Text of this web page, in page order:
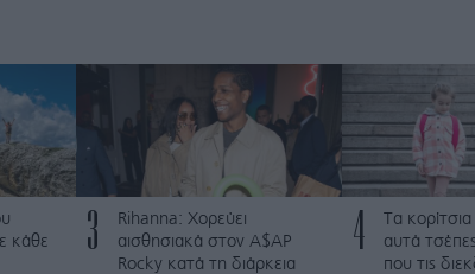
κάθε
3
Rihanna: Χορεύει
αισθησιακά στον A$AP
Rocky κατά τη διάρκεια
4
Τα
αυτά
που τις